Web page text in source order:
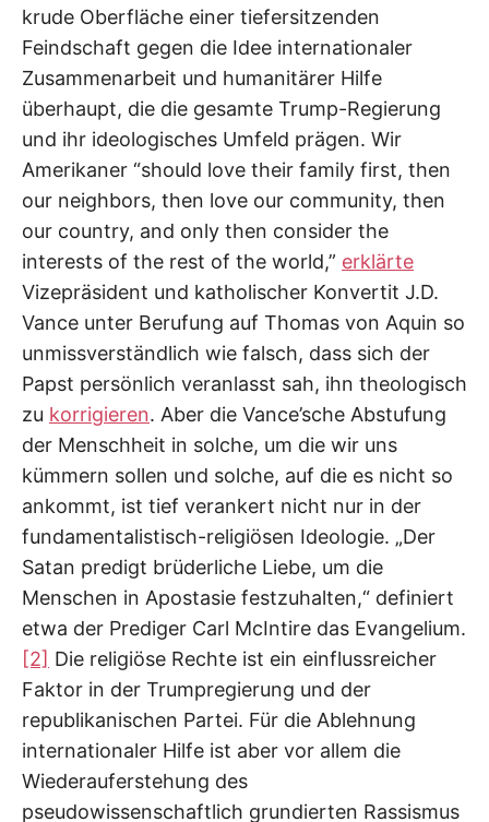
krude Oberfläche einer tiefersitzenden
Feindschaft gegen die Idee internationaler
Zusammenarbeit und humanitärer Hilfe
überhaupt, die die gesamte Trump-Regierung
und ihr ideologisches Umfeld prägen. Wir
Amerikaner “should love their family first, then
our neighbors, then love our community, then
our country, and only then consider the
interests of the rest of the world,” erklärte
Vizepräsident und katholischer Konvertit J.D.
Vance unter Berufung auf Thomas von Aquin so
unmissverständlich wie falsch, dass sich der
Papst persönlich veranlasst sah, ihn theologisch
zu korrigieren. Aber die Vance’sche Abstufung
der Menschheit in solche, um die wir uns
kümmern sollen und solche, auf die es nicht so
ankommt, ist tief verankert nicht nur in der
fundamentalistisch-religiösen Ideologie. „Der
Satan predigt brüderliche Liebe, um die
Menschen in Apostasie festzuhalten,“ definiert
etwa der Prediger Carl McIntire das Evangelium.
[2] Die religiöse Rechte ist ein einflussreicher
Faktor in der Trumpregierung und der
republikanischen Partei. Für die Ablehnung
internationaler Hilfe ist aber vor allem die
Wiederauferstehung des
pseudowissenschaftlich grundierten Rassismus